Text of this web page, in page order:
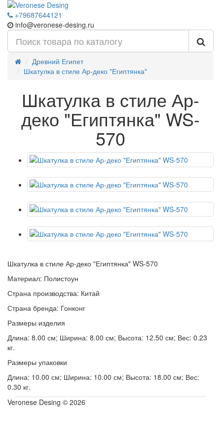
+79687644121
info@veronese-desing.ru
Древний Египет
Шкатулка в стиле Ар-деко "Египтянка"
Шкатулка в стиле Ар-
деко "Египтянка" WS-
570
Шкатулка в стиле Ар-деко "Египтянка" WS-570
Материал: Полистоун
Страна производства: Китай
Страна бренда: Гонконг
Размеры изделия
Длина: 8.00 см; Ширина: 8.00 см; Высота: 12.50 см; Вес: 0.23
кг.
Размеры упаковки
Длина: 10.00 см; Ширина: 10.00 см; Высота: 18.00 см; Вес:
0.30 кг.
Veronese Desing © 2026